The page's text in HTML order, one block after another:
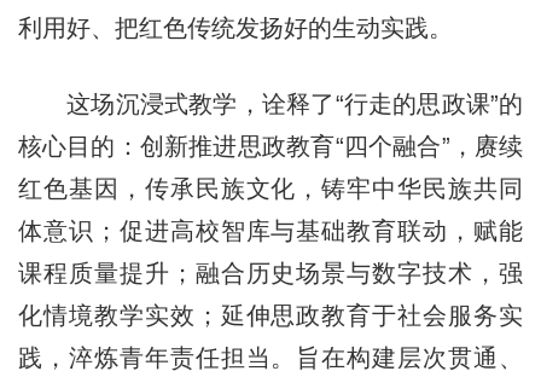
利用好、把红色传统发扬好的生动实践。
这场沉浸式教学，诠释了“行走的思政课”的
核心目的：创新推进思政教育“四个融合”，赓续
红色基因，传承民族文化，铸牢中华民族共同
体意识；促进高校智库与基础教育联动，赋能
课程质量提升；融合历史场景与数字技术，强
化情境教学实效；延伸思政教育于社会服务实
践，淬炼青年责任担当。旨在构建层次贯通、